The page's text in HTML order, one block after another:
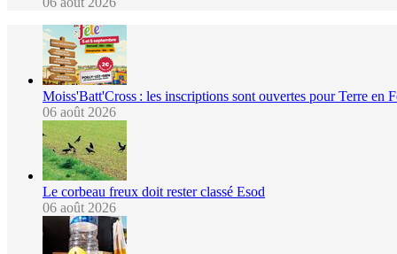
Moiss'Batt'Cross : les inscriptions sont ouvertes pour Terre en
06 août 2026
Le corbeau freux doit rester classé Esod
06 août 2026